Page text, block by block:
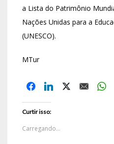
a Lista do Patrimônio
Nações Unidas para a
(UNESCO).
MTur
Curtir isso:
Carregando...